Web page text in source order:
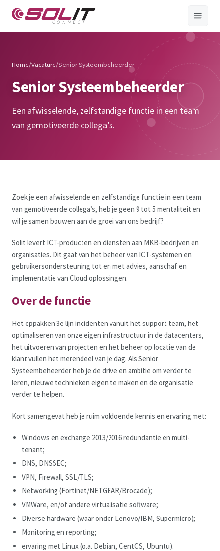
Home/Vacature/Senior Systeembeheerder
Senior Systeembeheerder
Een afwisselende, zelfstandige functie in een team
van gemotiveerde collega’s.
Zoek je een afwisselende en zelfstandige functie in een team
van gemotiveerde collega’s, heb je geen 9 tot 5 mentaliteit en
wil je samen bouwen aan de groei van ons bedrijf?
Solit levert ICT-producten en diensten aan MKB-bedrijven en
organisaties. Dit gaat van het beheer van ICT-systemen en
gebruikersondersteuning tot en met advies, aanschaf en
implementatie van Cloud oplossingen.
Over de functie
Het oppakken 3e lijn incidenten vanuit het support team, het
optimaliseren van onze eigen infrastructuur in de datacenters,
het uitvoeren van projecten en het beheer op locatie van de
klant vullen het merendeel van je dag. Als Senior
Systeembeheerder heb je de drive en ambitie om verder te
leren, nieuwe technieken eigen te maken en de organisatie
verder te helpen.
Kort samengevat heb je ruim voldoende kennis en ervaring met:
Windows en exchange 2013/2016 redundantie en multi-
tenant;
DNS, DNSSEC;
VPN, Firewall, SSL/TLS;
Networking (Fortinet/NETGEAR/Brocade);
VMWare, en/of andere virtualisatie software;
Diverse hardware (waar onder Lenovo/IBM, Supermicro);
Monitoring en reporting;
ervaring met Linux (o.a. Debian, CentOS, Ubuntu).